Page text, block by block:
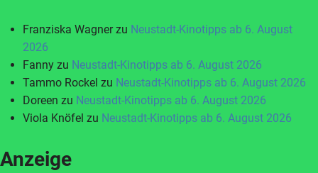
Franziska Wagnerzu Neustadt-Kinotipps ab 6. August
2026
Fanny zu Neustadt-Kinotipps ab 6. August 2026
Tammo Rockel zu Neustadt-Kinotipps ab 6. August 2026
Doreen zu Neustadt-Kinotipps ab 6. August 2026
Viola Knöfel zu Neustadt-Kinotipps ab 6. August 2026
Anzeige